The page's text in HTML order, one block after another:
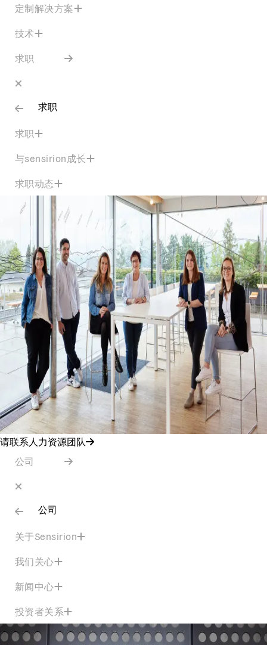
定制解决方案
技术
求职
求职
求职
与sensirion成长
求职动态
请联系人力资源团队
公司
公司
关于Sensirion
我们关心
新闻中心
投资者关系